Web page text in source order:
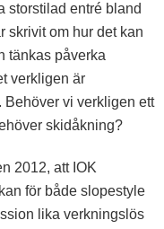
storstilad entré bland
skrivit om hur det kan
tänkas påverka
verkligen är
Behöver vi verkligen ett
skidåkning?
2012, att IOK
för både slopestyle
lika verkningslös